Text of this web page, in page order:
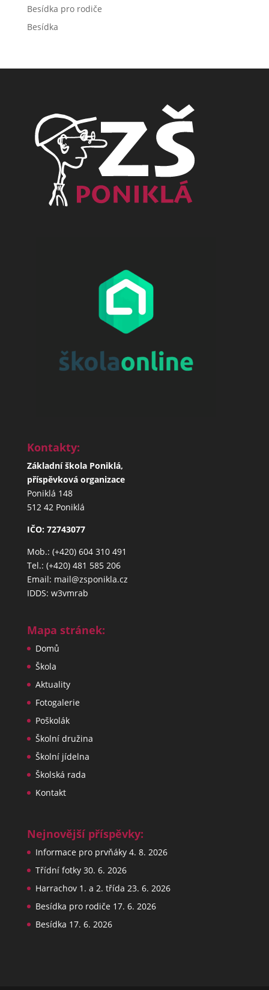
Besídka pro rodiče
Besídka
Kontakty:
Základní škola Poniklá,
příspěvková organizace
Poniklá 148
512 42 Poniklá
IČO: 72743077
Mob.: (+420) 604 310 491
Tel.: (+420) 481 585 206
Email: mail@zsponikla.cz
IDDS: w3vmrab
Mapa stránek:
Domů
Škola
Aktuality
Fotogalerie
Poškolák
Školní družina
Školní jídelna
Školská rada
Kontakt
Nejnovější příspěvky:
Informace pro prvňáky 4. 8. 2026
Třídní fotky 30. 6. 2026
Harrachov 1. a 2. třída 23. 6. 2026
Besídka pro rodiče 17. 6. 2026
Besídka 17. 6. 2026